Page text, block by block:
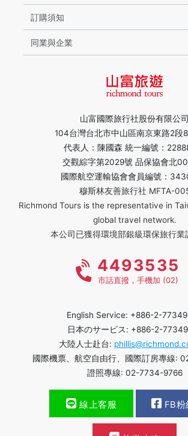
山富國際旅行社股份有限公司
104台灣台北市中山區南京東路2段
代表人：陳國森 統一編號：
交觀綜字第2029號 品保協會北
國際航空運輸協會會員編號：
穆斯林友善旅行社 MFTA-
Richmond Tours is the representative in
global travel network.
本公司已獲得環境部銀級環保旅行業
訂購須知
同業與企業
4493535
市話直撥，手機加 (02)
English Service: +886-2-
日本のサービス: +886-2-
大陸人士赴台:
國際機票、航空自由行、國際訂房專線:
證照專線: 02-7734-9766
線上客服 FB粉